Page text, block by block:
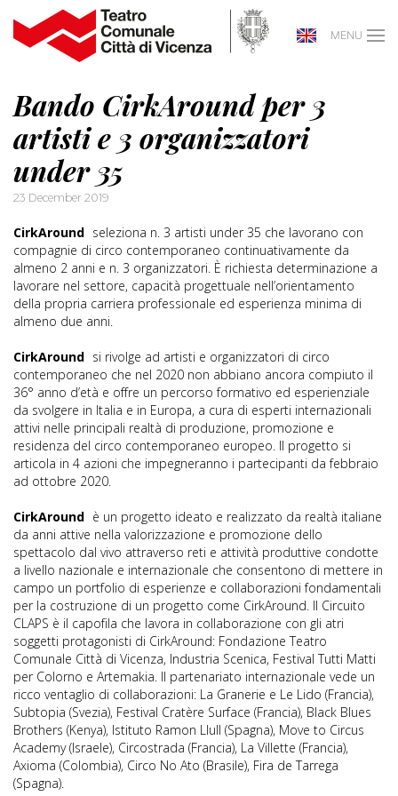
MENU
Bando CirkAround per 3
artisti e 3 organizzatori
under 35
23 December 2019
CirkAround seleziona n. 3 artisti under 35 che lavorano con
compagnie di circo contemporaneo continuativamente da
almeno 2 anni e n. 3 organizzatori. È richiesta determinazione a
lavorare nel settore, capacità progettuale nell’orientamento
della propria carriera professionale ed esperienza minima di
almeno due anni.
CirkAround si rivolge ad artisti e organizzatori di circo
contemporaneo che nel 2020 non abbiano ancora compiuto il
36° anno d’età e offre un percorso formativo ed esperienziale
da svolgere in Italia e in Europa, a cura di esperti internazionali
attivi nelle principali realtà di produzione, promozione e
residenza del circo contemporaneo europeo. Il progetto si
articola in 4 azioni che impegneranno i partecipanti da febbraio
ad ottobre 2020.
CirkAround è un progetto ideato e realizzato da realtà italiane
da anni attive nella valorizzazione e promozione dello
spettacolo dal vivo attraverso reti e attività produttive condotte
a livello nazionale e internazionale che consentono di mettere in
campo un portfolio di esperienze e collaborazioni fondamentali
per la costruzione di un progetto come CirkAround. Il Circuito
CLAPS è il capofila che lavora in collaborazione con gli atri
soggetti protagonisti di CirkAround: Fondazione Teatro
Comunale Città di Vicenza, Industria Scenica, Festival Tutti Matti
per Colorno e Artemakia. Il partenariato internazionale vede un
ricco ventaglio di collaborazioni: La Granerie e Le Lido (Francia),
Subtopia (Svezia), Festival Cratère Surface (Francia), Black Blues
Brothers (Kenya), Istituto Ramon Llull (Spagna), Move to Circus
Academy (Israele), Circostrada (Francia), La Villette (Francia),
Axioma (Colombia), Circo No Ato (Brasile), Fira de Tarrega
(Spagna).